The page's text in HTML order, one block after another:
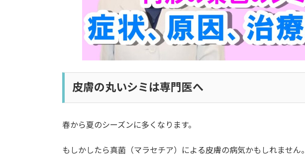
皮膚の丸いシミは専門医へ
春から夏のシーズンに多くなります。
もしかしたら真菌（マラセチア）による皮膚の病気かもしれません。